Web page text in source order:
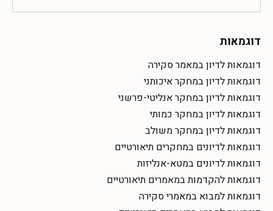
דוגמאות
דוגמאות לדיון במאמר סקירה
דוגמאות לדיון במחקר איכותני
דוגמאות לדיון במחקר אנליטי-פרשני
דוגמאות לדיון במחקר כמותי
דוגמאות לדיון במחקר משולב
דוגמאות לדיונים במחקרים תיאורטיים
דוגמאות לדיונים במטא-אנליזות
דוגמאות להקדמות במאמרים תיאורטיים
דוגמאות למבוא במאמרי סקירה